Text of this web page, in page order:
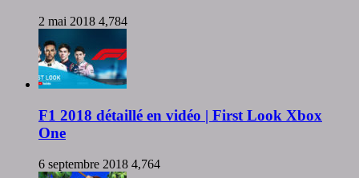
2 mai 2018 4,784
F1 2018 détaillé en vidéo | First Look Xbox
One
6 septembre 2018 4,764